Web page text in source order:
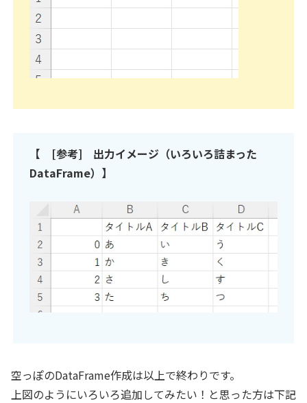
【 [参考] 出力イメージ（いろいろ詰まった
DataFrame）】
空っぽのDataFrame作成は以上で終わりです。
上図のようにいろいろ追加してみたい！と思った方は下記